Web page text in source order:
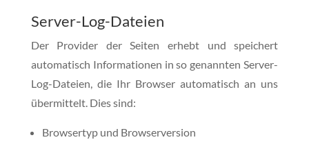
Server-Log-Dateien
Der Provider der Seiten erhebt und speichert
automatisch Informationen in so genannten Server-
Log-Dateien, die Ihr Browser automatisch an uns
übermittelt. Dies sind:
Browsertyp und Browserversion